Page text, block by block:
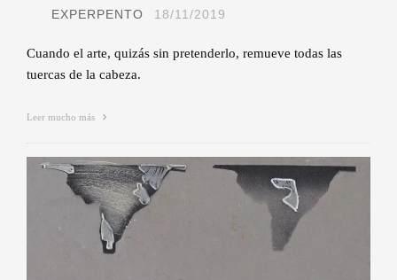
EXPERPENTO 18/11/2019
Cuando el arte, quizás sin pretenderlo, remueve todas las
tuercas de la cabeza.
Leer mucho más